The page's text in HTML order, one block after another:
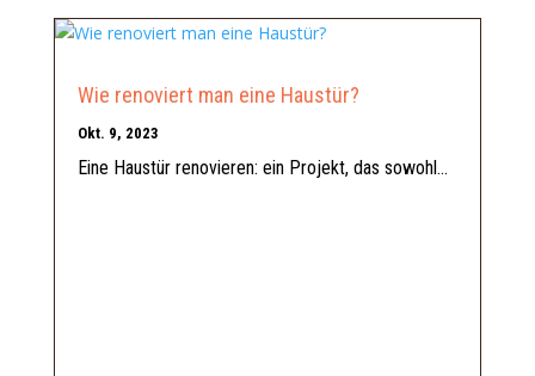
Wie renoviert man eine Haustür?
Okt. 9, 2023
Eine Haustür renovieren: ein Projekt, das sowohl...